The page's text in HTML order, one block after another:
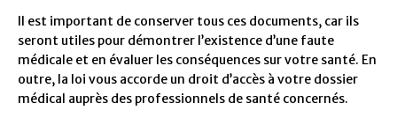
Il est important de conserver tous ces documents, car ils
seront utiles pour démontrer l’existence d’une faute
médicale et en évaluer les conséquences sur votre santé. En
outre, la loi vous accorde un droit d’accès à votre dossier
médical auprès des professionnels de santé concernés.